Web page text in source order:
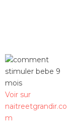
Voir sur
naitreetgrandir.co
m